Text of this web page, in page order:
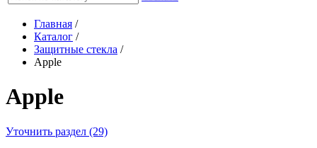
Главная /
Каталог /
Защитные стекла /
Apple
Apple
Уточнить раздел (29)